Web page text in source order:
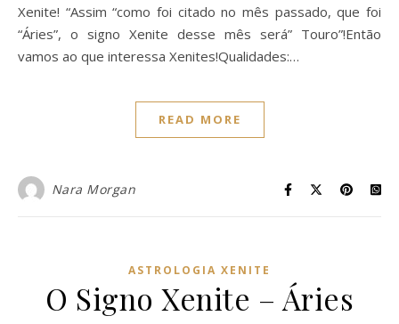
Xenite! “Assim “como foi citado no mês passado, que foi
“Áries”, o signo Xenite desse mês será” Touro”!Então
vamos ao que interessa Xenites!Qualidades:…
READ MORE
Nara Morgan
ASTROLOGIA XENITE
O Signo Xenite – Áries